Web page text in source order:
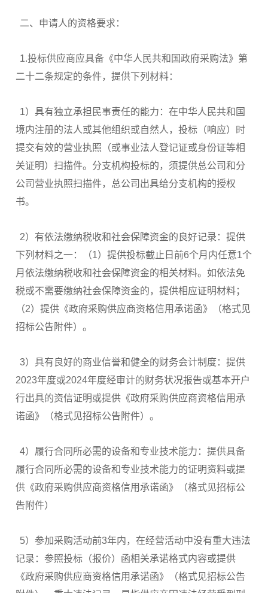
二、申请人的资格要求：
1.投标供应商应具备《中华人民共和国政府采购法》第
二十二条规定的条件，提供下列材料：
1）具有独立承担民事责任的能力：在中华人民共和国
境内注册的法人或其他组织或自然人，投标（响应）时
提交有效的营业执照（或事业法人登记证或身份证等相
关证明）扫描件。分支机构投标的，须提供总公司和分
公司营业执照扫描件，总公司出具给分支机构的授权
书。
2）有依法缴纳税收和社会保障资金的良好记录：提供
下列材料之一：（1）提供投标截止日前6个月内任意1个
月依法缴纳税收和社会保障资金的相关材料。如依法免
税或不需要缴纳社会保障资金的，提供相应证明材料；
（2）提供《政府采购供应商资格信用承诺函》（格式见
招标公告附件）。
3）具有良好的商业信誉和健全的财务会计制度：提供
2023年度或2024年度经审计的财务状况报告或基本开户
行出具的资信证明或提供《政府采购供应商资格信用承
诺函》（格式见招标公告附件）。
4）履行合同所必需的设备和专业技术能力：提供具备
履行合同所必需的设备和专业技术能力的证明资料或提
供《政府采购供应商资格信用承诺函》（格式见招标公
告附件）
5）参加采购活动前3年内，在经营活动中没有重大违法
记录：参照投标（报价）函相关承诺格式内容或提供
《政府采购供应商资格信用承诺函》（格式见招标公告